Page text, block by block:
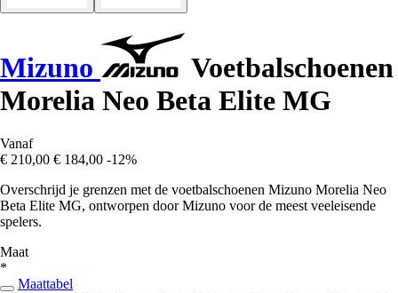
Mizuno
Voetbalschoenen
Morelia Neo Beta Elite MG
Vanaf
€ 210,00 € 184,00 -12%
Overschrijd je grenzen met de voetbalschoenen Mizuno Morelia Neo
Beta Elite MG, ontworpen door Mizuno voor de meest veeleisende
spelers.
Maat
*
Maattabel